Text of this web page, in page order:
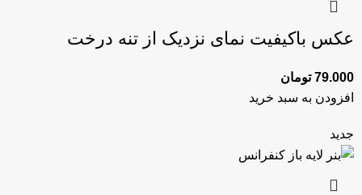
عکس باکیفیت نمای نزدیک از تنه درخت
79.000 تومان
افزودن به سبد خرید
جدید